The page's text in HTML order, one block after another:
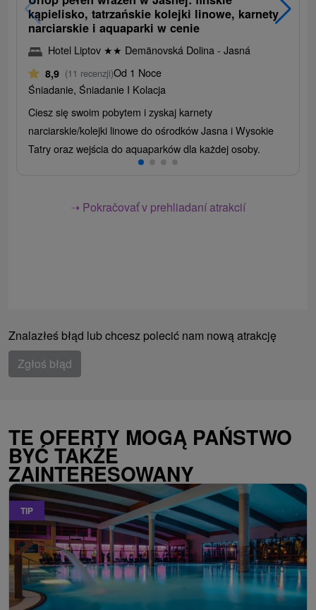
kąpielisko, tatrzańskie kolejki linowe, karnety
narciarskie i aquaparki w cenie
Hotel Liptov ★★ Demänovská Dolina - Jasná
8,9 (11 recenzji)Od 1 Noce
Śniadanie, Śniadanie I Kolacja
Ciesz się swoim pobytem i zyskaj karnety
narciarskie/kolejki linowe do ośrodków Jasna i Wysokie
Tatry oraz wejścia do aquaparków dla każdej osoby.
➝ Pokračovať v prehliadaní atrakcií
Znalazłeś błąd lub chcesz polecić nam nową atrakcję
Zgłoś błąd
TE OFERTY MOGĄ PAŃSTWO
BYĆ TAKŻE
ZAINTERESOWANY
TIP